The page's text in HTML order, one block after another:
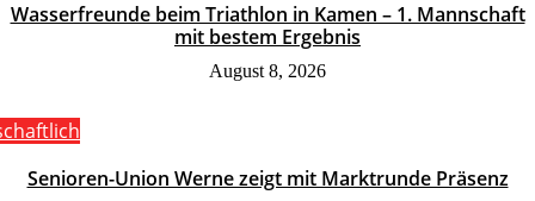
Wasserfreunde beim Triathlon in Kamen – 1. Mannschaft
mit bestem Ergebnis
August 8, 2026
Senioren-Union Werne zeigt mit Marktrunde Präsenz